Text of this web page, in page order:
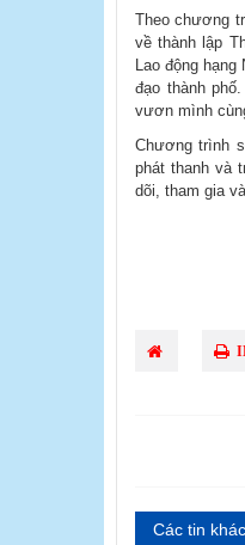
Theo chương
về thành lập
Lao động
đạo thành
vươn mình
Chương trình
phát thanh và
dõi, tham gia
Các tin khác